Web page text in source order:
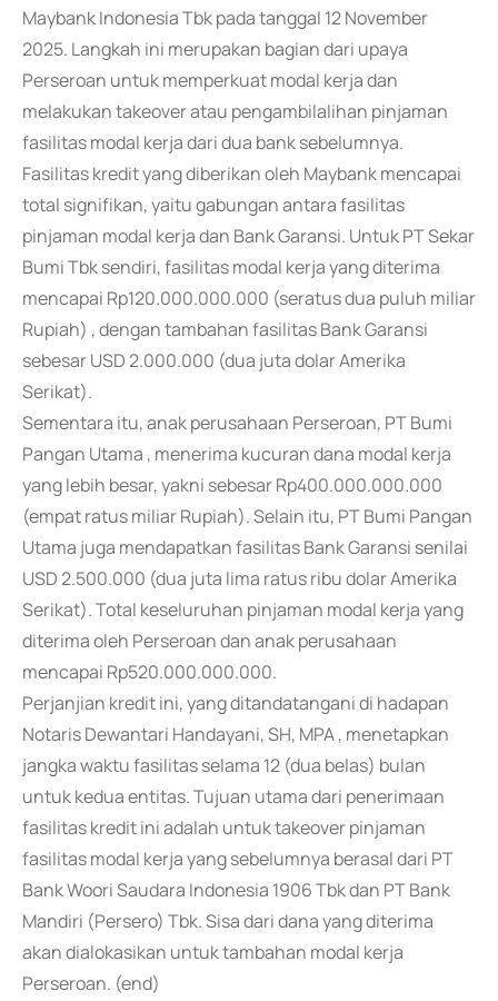
Maybank Indonesia Tbk pada tanggal 12 November
2025. Langkah ini merupakan bagian dari upaya
Perseroan untuk memperkuat modal kerja dan
melakukan takeover atau pengambilalihan pinjaman
fasilitas modal kerja dari dua bank sebelumnya.
Fasilitas kredit yang diberikan oleh Maybank mencapai
total signifikan, yaitu gabungan antara fasilitas
pinjaman modal kerja dan Bank Garansi. Untuk PT Sekar
Bumi Tbk sendiri, fasilitas modal kerja yang diterima
mencapai Rp120.000.000.000 (seratus dua puluh miliar
Rupiah) , dengan tambahan fasilitas Bank Garansi
sebesar USD 2.000.000 (dua juta dolar Amerika
Serikat).
Sementara itu, anak perusahaan Perseroan, PT Bumi
Pangan Utama , menerima kucuran dana modal kerja
yang lebih besar, yakni sebesar Rp400.000.000.000
(empat ratus miliar Rupiah). Selain itu, PT Bumi Pangan
Utama juga mendapatkan fasilitas Bank Garansi senilai
USD 2.500.000 (dua juta lima ratus ribu dolar Amerika
Serikat). Total keseluruhan pinjaman modal kerja yang
diterima oleh Perseroan dan anak perusahaan
mencapai Rp520.000.000.000.
Perjanjian kredit ini, yang ditandatangani di hadapan
Notaris Dewantari Handayani, SH, MPA , menetapkan
jangka waktu fasilitas selama 12 (dua belas) bulan
untuk kedua entitas. Tujuan utama dari penerimaan
fasilitas kredit ini adalah untuk takeover pinjaman
fasilitas modal kerja yang sebelumnya berasal dari PT
Bank Woori Saudara Indonesia 1906 Tbk dan PT Bank
Mandiri (Persero) Tbk. Sisa dari dana yang diterima
akan dialokasikan untuk tambahan modal kerja
Perseroan. (end)